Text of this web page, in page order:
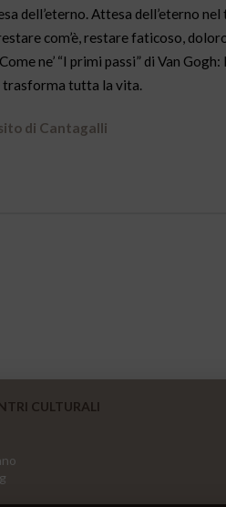
dell’eterno. Attesa dell’eterno
com’è, restare faticoso,
ne’ “I primi passi” di Van
trasforma tutta la vita.
di Cantagalli
CULTURALI